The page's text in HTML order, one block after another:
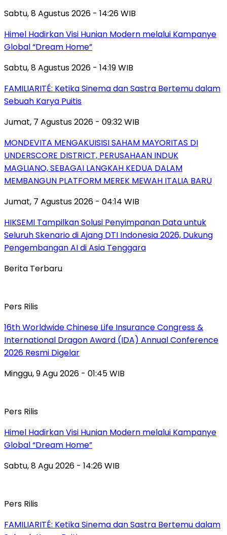
Sabtu, 8 Agustus 2026 - 14:26 WIB
Himel Hadirkan Visi Hunian Modern melalui Kampanye
Global “Dream Home”
Sabtu, 8 Agustus 2026 - 14:19 WIB
FAMILIARITÉ: Ketika Sinema dan Sastra Bertemu dalam
Sebuah Karya Puitis
Jumat, 7 Agustus 2026 - 09:32 WIB
MONDEVITA MENGAKUISISI SAHAM MAYORITAS DI
UNDERSCORE DISTRICT, PERUSAHAAN INDUK
MAGLIANO, SEBAGAI LANGKAH KEDUA DALAM
MEMBANGUN PLATFORM MEREK MEWAH ITALIA BARU
Jumat, 7 Agustus 2026 - 04:14 WIB
HIKSEMI Tampilkan Solusi Penyimpanan Data untuk
Seluruh Skenario di Ajang DTI Indonesia 2026, Dukung
Pengembangan AI di Asia Tenggara
Berita Terbaru
Pers Rilis
16th Worldwide Chinese Life Insurance Congress &
International Dragon Award (IDA) Annual Conference
2026 Resmi Digelar
Minggu, 9 Agu 2026 - 01:45 WIB
Pers Rilis
Himel Hadirkan Visi Hunian Modern melalui Kampanye
Global “Dream Home”
Sabtu, 8 Agu 2026 - 14:26 WIB
Pers Rilis
FAMILIARITÉ: Ketika Sinema dan Sastra Bertemu dalam